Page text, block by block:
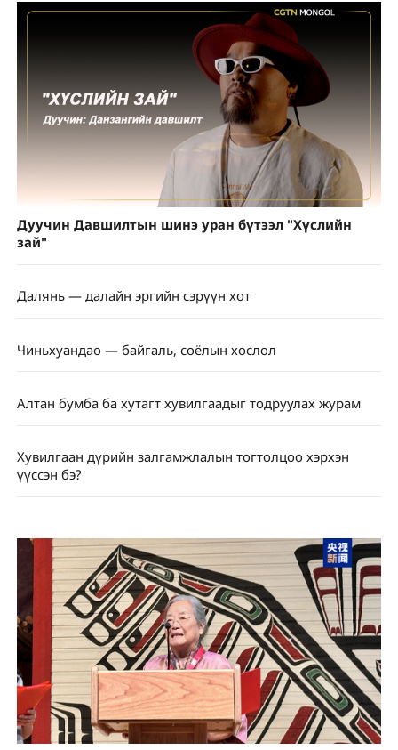
Дуучин Давшилтын шинэ уран бүтээл "Хүслийн
зай"
Далянь — далайн эргийн сэрүүн хот
Чиньхуандао — байгаль, соёлын хослол
Алтан бумба ба хутагт хувилгаадыг тодруулах журам
Хувилгаан дүрийн залгамжлалын тогтолцоо хэрхэн
үүссэн бэ?